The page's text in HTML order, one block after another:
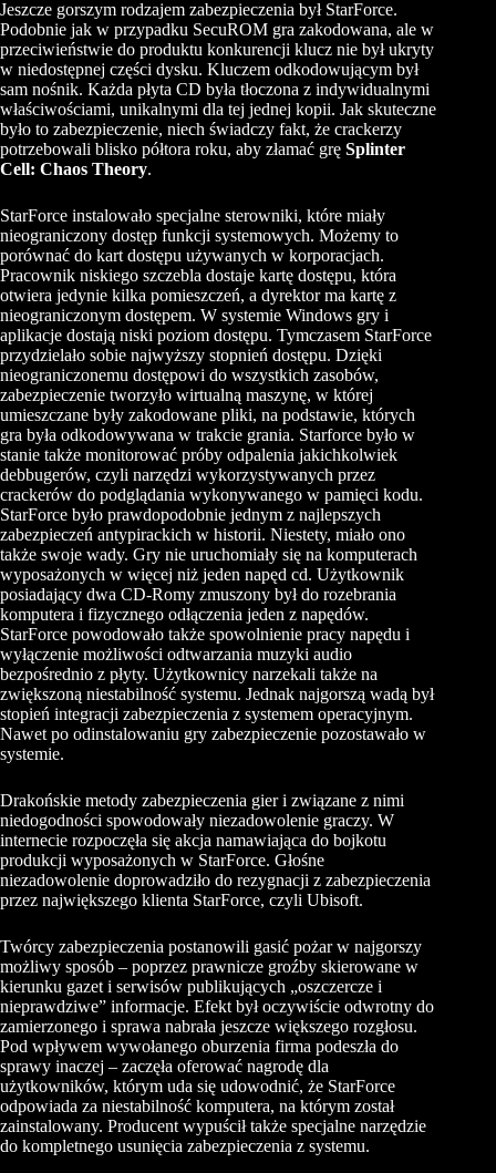
Jeszcze gorszym rodzajem zabezpieczenia był StarForce.
Podobnie jak w przypadku SecuROM gra zakodowana, ale w
przeciwieństwie do produktu konkurencji klucz nie był ukryty
w niedostępnej części dysku. Kluczem odkodowującym był
sam nośnik. Każda płyta CD była tłoczona z indywidualnymi
właściwościami, unikalnymi dla tej jednej kopii. Jak skuteczne
było to zabezpieczenie, niech świadczy fakt, że crackerzy
potrzebowali blisko półtora roku, aby złamać grę Splinter
Cell: Chaos Theory.
StarForce instalowało specjalne sterowniki, które miały
nieograniczony dostęp funkcji systemowych. Możemy to
porównać do kart dostępu używanych w korporacjach.
Pracownik niskiego szczebla dostaje kartę dostępu, która
otwiera jedynie kilka pomieszczeń, a dyrektor ma kartę z
nieograniczonym dostępem. W systemie Windows gry i
aplikacje dostają niski poziom dostępu. Tymczasem StarForce
przydzielało sobie najwyższy stopnień dostępu. Dzięki
nieograniczonemu dostępowi do wszystkich zasobów,
zabezpieczenie tworzyło wirtualną maszynę, w której
umieszczane były zakodowane pliki, na podstawie, których
gra była odkodowywana w trakcie grania. Starforce było w
stanie także monitorować próby odpalenia jakichkolwiek
debbugerów, czyli narzędzi wykorzystywanych przez
crackerów do podglądania wykonywanego w pamięci kodu.
StarForce było prawdopodobnie jednym z najlepszych
zabezpieczeń antypirackich w historii. Niestety, miało ono
także swoje wady. Gry nie uruchomiały się na komputerach
wyposażonych w więcej niż jeden napęd cd. Użytkownik
posiadający dwa CD-Romy zmuszony był do rozebrania
komputera i fizycznego odłączenia jeden z napędów.
StarForce powodowało także spowolnienie pracy napędu i
wyłączenie możliwości odtwarzania muzyki audio
bezpośrednio z płyty. Użytkownicy narzekali także na
zwiększoną niestabilność systemu. Jednak najgorszą wadą był
stopień integracji zabezpieczenia z systemem operacyjnym.
Nawet po odinstalowaniu gry zabezpieczenie pozostawało w
systemie.
Drakońskie metody zabezpieczenia gier i związane z nimi
niedogodności spowodowały niezadowolenie graczy. W
internecie rozpoczęła się akcja namawiająca do bojkotu
produkcji wyposażonych w StarForce. Głośne
niezadowolenie doprowadziło do rezygnacji z zabezpieczenia
przez największego klienta StarForce, czyli Ubisoft.
Twórcy zabezpieczenia postanowili gasić pożar w najgorszy
możliwy sposób – poprzez prawnicze groźby skierowane w
kierunku gazet i serwisów publikujących „oszczercze i
nieprawdziwe” informacje. Efekt był oczywiście odwrotny do
zamierzonego i sprawa nabrała jeszcze większego rozgłosu.
Pod wpływem wywołanego oburzenia firma podeszła do
sprawy inaczej – zaczęła oferować nagrodę dla
użytkowników, którym uda się udowodnić, że StarForce
odpowiada za niestabilność komputera, na którym został
zainstalowany. Producent wypuścił także specjalne narzędzie
do kompletnego usunięcia zabezpieczenia z systemu.